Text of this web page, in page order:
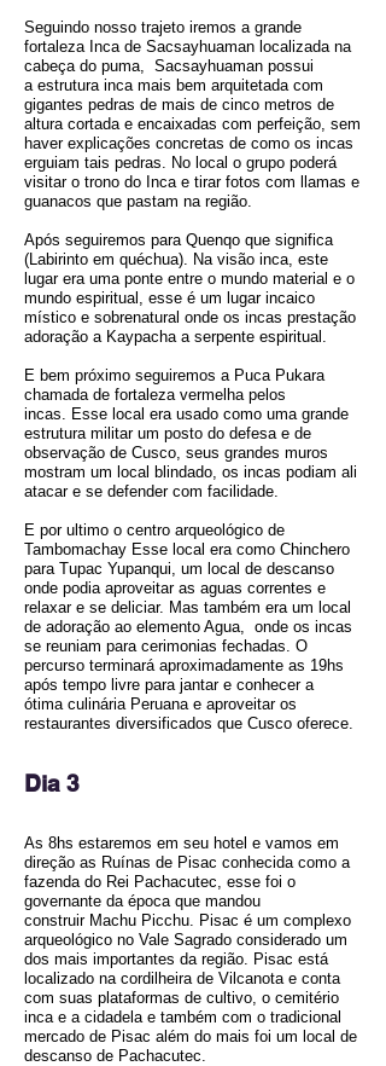
Seguindo nosso trajeto iremos a grande
fortaleza Inca de Sacsayhuaman localizada na
cabeça do puma, Sacsayhuaman possui
a estrutura inca mais bem arquitetada com
gigantes pedras de mais de cinco metros de
altura cortada e encaixadas com perfeição, sem
haver explicações concretas de como os incas
erguiam tais pedras. No local o grupo poderá
visitar o trono do Inca e tirar fotos com llamas e
guanacos que pastam na região.
Após seguiremos para Quenqo que significa
(Labirinto em quéchua). Na visão inca, este
lugar era uma ponte entre o mundo material e o
mundo espiritual, esse é um lugar incaico
místico e sobrenatural onde os incas prestação
adoração a Kaypacha a serpente espiritual.
E bem próximo seguiremos a Puca Pukara
chamada de fortaleza vermelha pelos
incas. Esse local era usado como uma grande
estrutura militar um posto do defesa e de
observação de Cusco, seus grandes muros
mostram um local blindado, os incas podiam ali
atacar e se defender com facilidade.
E por ultimo o centro arqueológico de
Tambomachay Esse local era como Chinchero
para Tupac Yupanqui, um local de descanso
onde podia aproveitar as aguas correntes e
relaxar e se deliciar. Mas também era um local
de adoração ao elemento Agua, onde os incas
se reuniam para cerimonias fechadas. O
percurso terminará aproximadamente as 19hs
após tempo livre para jantar e conhecer a
ótima culinária Peruana e aproveitar os
restaurantes diversificados que Cusco oferece.
Dia 3
As 8hs estaremos em seu hotel e vamos em
direção as Ruínas de Pisac conhecida como a
fazenda do Rei Pachacutec, esse foi o
governante da época que mandou
construir Machu Picchu. Pisac é um complexo
arqueológico no Vale Sagrado considerado um
dos mais importantes da região. Pisac está
localizado na cordilheira de Vilcanota e conta
com suas plataformas de cultivo, o cemitério
inca e a cidadela e também com o tradicional
mercado de Pisac além do mais foi um local de
descanso de Pachacutec.